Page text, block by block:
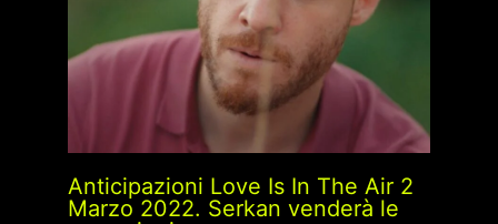
Anticipazioni Love Is In The Air 2
Marzo 2022. Serkan venderà le